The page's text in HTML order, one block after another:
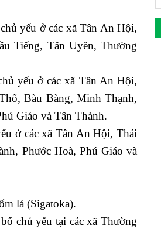
yếu ở các xã Tân An Hội,
Tiếng, Tân Uyên, Thường
yếu ở các xã Tân An Hội,
Bàu Bàng, Minh Thạnh,
Giáo và Tân Thành.
ở các xã Tân An Hội, Thái
Phước Hoà, Phú Giáo và
lá (Sigatoka).
chủ yếu tại các xã Thường